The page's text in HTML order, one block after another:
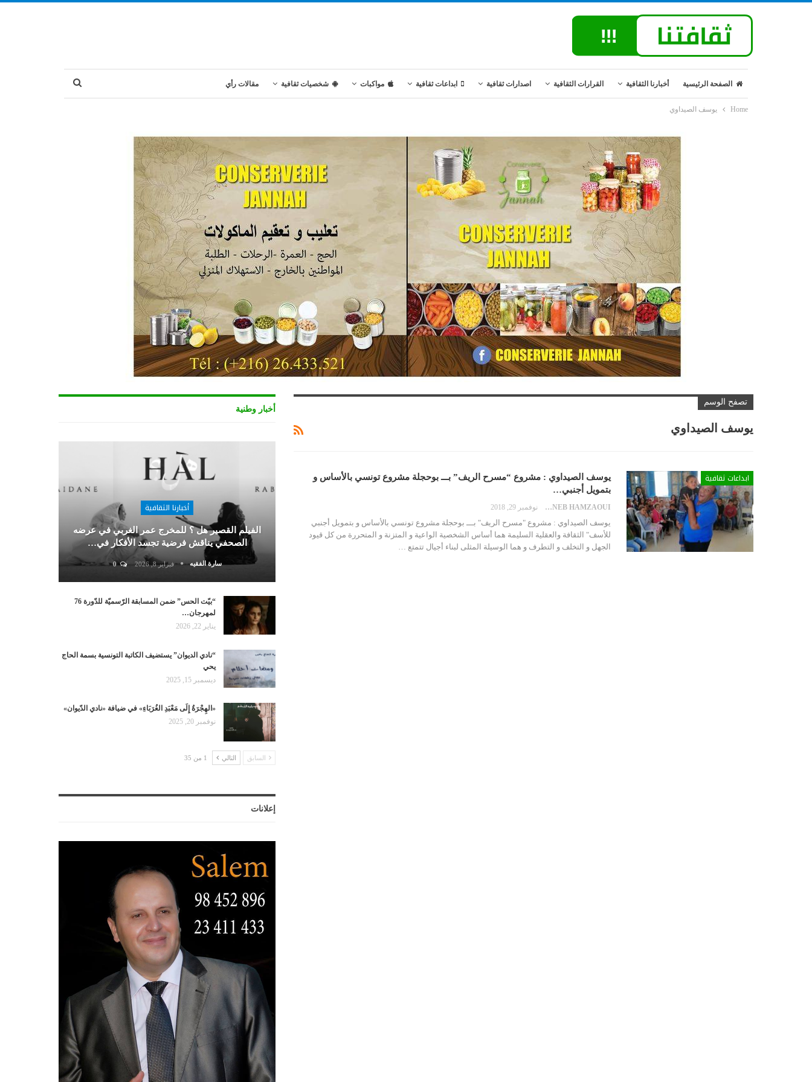
الصفحة الرئيسية أخبارنا الثقافية القرارات الثقافية اصدارات ثقافية ابداعات ثقافية مواكبات شخصيات ثقافية مقالات رأي
Home يوسف الصيداوي
تصفح الوسم
يوسف الصيداوي
ابداعات ثقافية
يوسف الصيداوي : مشروع “مسرح الريف” بـــ بوحجلة مشروع تونسي بالأساس و
بتمويل أجنبي…
ZAYNEB HAMZAOUI نوفمبر 29, 2018
يوسف الصيداوي : مشروع "مسرح الريف" بـــ بوحجلة مشروع تونسي بالأساس و بتمويل أجنبي
للأسف" الثقافة والعقلية السليمة هما أساس الشخصية الواعية و المتزنة و المتحررة من كل قيود
الجهل و التخلف و التطرف و هما الوسيلة المثلى لبناء أجيال تتمتع …
أخبار وطنية
أخبارنا الثقافية
الفيلم القصير هل ؟ للمخرج عمر الغربي في عرضه
الصحفي يناقش فرضية تجسد الأفكار في…
سارة الفقيه فبراير 8, 2026 0
“بيّت الحس” ضمن المسابقة الرّسميّة للدّورة 76
لمهرجان…
يناير 22, 2026
“نادي الديوان” يستضيف الكاتبة التونسية بسمة الحاج
يحي
ديسمبر 15, 2025
«الهِجْرَةُ إِلَى مَعْبَدِ الغُرَبَاءِ» في ضيافة «نادي الدّيوان»
نوفمبر 20, 2025
السابق التالي 1 من 35
إعلانات